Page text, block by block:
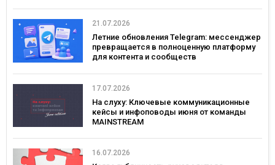
21.07.2026
Летние обновления Telegram: мессенджер
превращается в полноценную платформу
для контента и сообществ
17.07.2026
На слуху: Ключевые коммуникационные
кейсы и инфоповоды июня от команды
MAINSTREAM
16.07.2026